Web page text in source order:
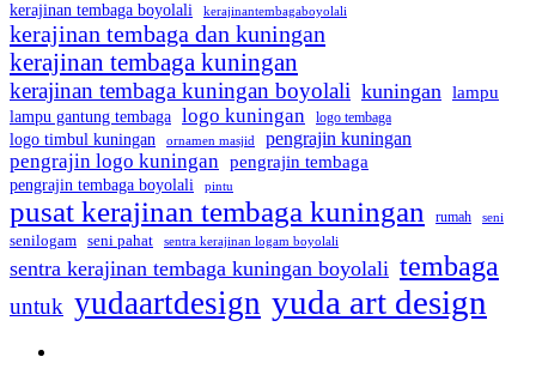
kerajinan tembaga boyolali kerajinantembagaboyolali
kerajinan tembaga dan kuningan
kerajinan tembaga kuningan
kerajinan tembaga kuningan boyolali kuningan lampu
lampu gantung tembaga logo kuningan logo tembaga
logo timbul kuningan ornamen masjid pengrajin kuningan
pengrajin logo kuningan pengrajin tembaga
pengrajin tembaga boyolali
pintu
pusat kerajinan tembaga kuningan rumah seni
senilogam seni pahat sentra kerajinan logam boyolali
sentra kerajinan tembaga kuningan boyolali tembaga
untuk yudaartdesign yuda art design